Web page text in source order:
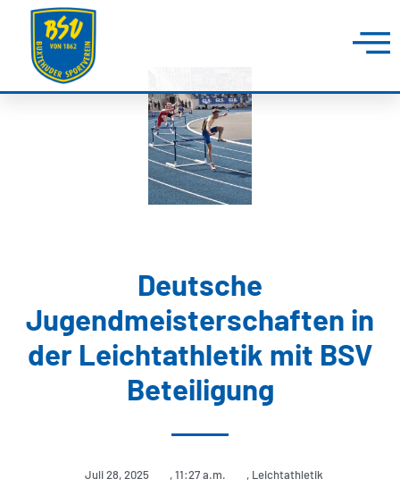
Deutsche
Jugendmeisterschaften in
der Leichtathletik mit BSV
Beteiligung
Juli 28, 2025 , 11:27 a.m. , Leichtathletik